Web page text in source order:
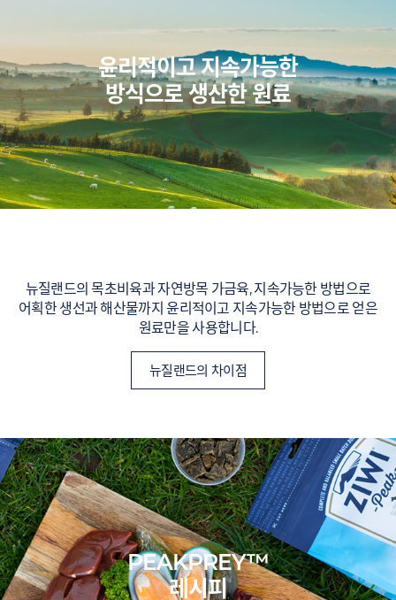
윤리적이고 지속가능한
방식으로 생산한 원료
뉴질랜드의 목초비육과 자연방목 가금육, 지속가능한 방법으로
어획한 생선과 해산물까지 윤리적이고 지속가능한 방법으로 얻은
원료만을 사용합니다.
뉴질랜드의 차이점
PEAKPREY™
레시피